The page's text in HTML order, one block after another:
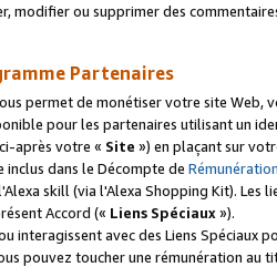
modifier ou supprimer des
Partenaires
permet de monétiser votre site Web,
pour les partenaires utilisant un
après votre « Site ») en plaçant sur
dans le Décompte de
skill (via l'Alexa Shopping Kit).
Accord (« Liens Spéciaux»).
interagissent avec des Liens Spéciaux
pouvez toucher une rémunération